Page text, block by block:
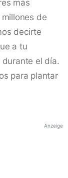
más
de
decirte
a tu
durante el día.
para plantar
Anzeige